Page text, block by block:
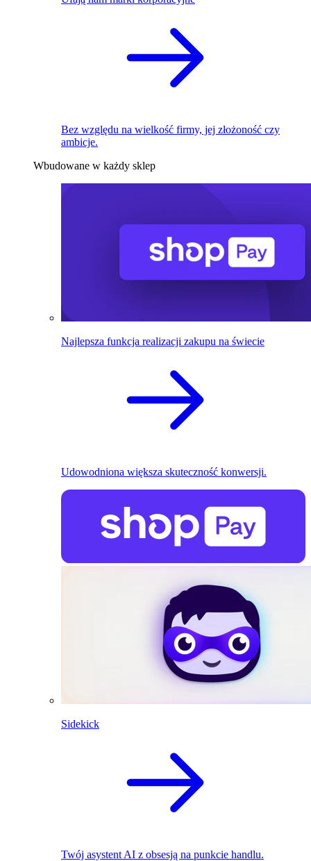
Bez względu na wielkość firmy, jej złożoność czy
ambicje.
Wbudowane w każdy sklep
Najlepsza funkcja realizacji zakupu na świecie
Udowodniona większa skuteczność konwersji.
Sidekick
Twój asystent AI z obsesją na punkcie handlu.